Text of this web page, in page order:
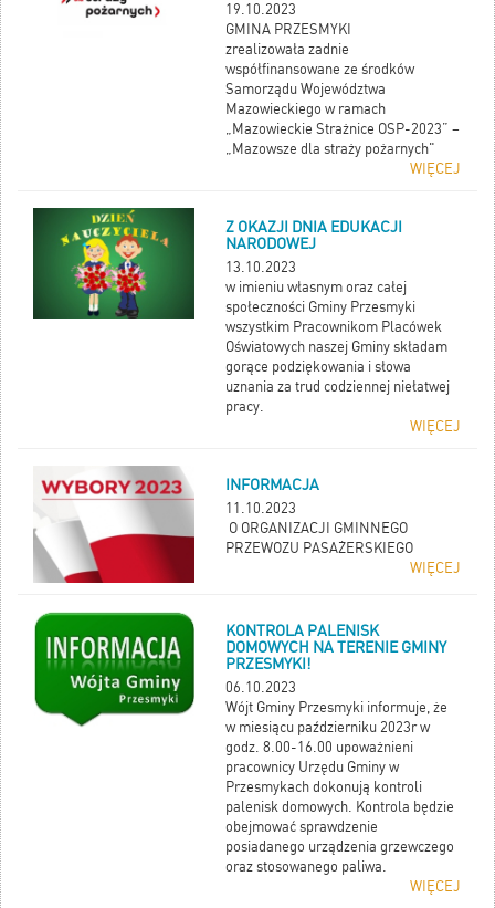
19.10.2023
GMINA PRZESMYKI
zrealizowała zadnie
współfinansowane ze środków
Samorządu Województwa
Mazowieckiego w ramach
„Mazowieckie Strażnice OSP-2023” –
„Mazowsze dla straży pożarnych"
WIĘCEJ
Z OKAZJI DNIA EDUKACJI
NARODOWEJ
13.10.2023
w imieniu własnym oraz całej
społeczności Gminy Przesmyki
wszystkim Pracownikom Placówek
Oświatowych naszej Gminy składam
gorące podziękowania i słowa
uznania za trud codziennej niełatwej
pracy.
WIĘCEJ
INFORMACJA
11.10.2023
O ORGANIZACJI GMINNEGO
PRZEWOZU PASAŻERSKIEGO
WIĘCEJ
KONTROLA PALENISK
DOMOWYCH NA TERENIE GMINY
PRZESMYKI!
06.10.2023
Wójt Gminy Przesmyki informuje, że
w miesiącu październiku 2023r w
godz. 8.00-16.00 upoważnieni
pracownicy Urzędu Gminy w
Przesmykach dokonują kontroli
palenisk domowych. Kontrola będzie
obejmować sprawdzenie
posiadanego urządzenia grzewczego
oraz stosowanego paliwa.
WIĘCEJ